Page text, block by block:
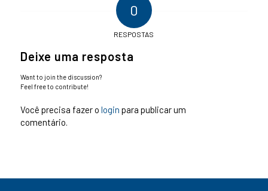
0
RESPOSTAS
Deixe uma resposta
Want to join the discussion?
Feel free to contribute!
Você precisa fazer o login para publicar um
comentário.